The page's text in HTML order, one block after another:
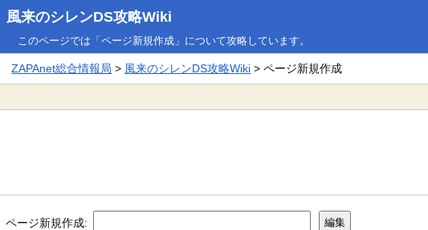
風来のシレンDS攻略Wiki
このページでは「ページ新規作成」について攻略しています。
ZAPAnet総合情報局 > 風来のシレンDS攻略Wiki > ページ新規作成
ページ新規作成: